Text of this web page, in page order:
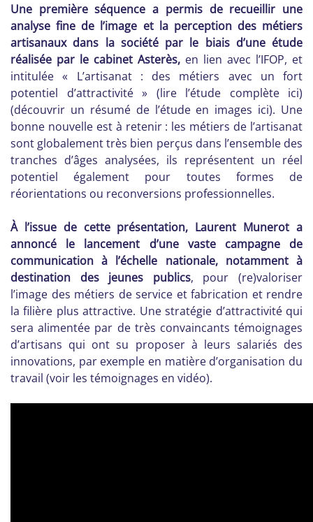
Une première séquence a permis de recueillir une
analyse fine de l’image et la perception des métiers
artisanaux dans la société par le biais d’une étude
réalisée par le cabinet Asterès, en lien avec l’IFOP, et
intitulée « L’artisanat : des métiers avec un fort
potentiel d’attractivité » (lire l’étude complète ici)
(découvrir un résumé de l’étude en images ici). Une
bonne nouvelle est à retenir : les métiers de l’artisanat
sont globalement très bien perçus dans l’ensemble des
tranches d’âges analysées, ils représentent un réel
potentiel également pour toutes formes de
réorientations ou reconversions professionnelles.
À l’issue de cette présentation, Laurent Munerot a
annoncé le lancement d’une vaste campagne de
communication à l’échelle nationale, notamment à
destination des jeunes publics, pour (re)valoriser
l’image des métiers de service et fabrication et rendre
la filière plus attractive. Une stratégie d’attractivité qui
sera alimentée par de très convaincants témoignages
d’artisans qui ont su proposer à leurs salariés des
innovations, par exemple en matière d’organisation du
travail (voir les témoignages en vidéo).